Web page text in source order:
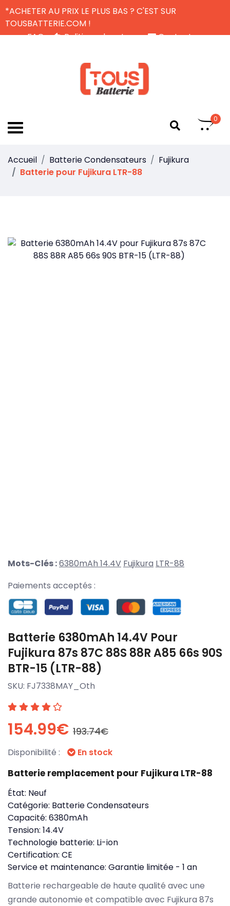
*ACHETER AU PRIX LE PLUS BAS ? C'EST SUR
TOUSBATTERIE.COM !
FAQ
Politique de retour
Contactez-nous
0
Accueil Batterie Condensateurs
Fujikura
Batterie pour Fujikura LTR-88
Mots-Clés :6380mAh 14.4V Fujikura LTR-88
Paiements acceptés :
Batterie 6380mAh 14.4V Pour
Fujikura 87s 87C 88S 88R A85 66s 90S
BTR-15 (LTR-88)
SKU: FJ7338MAY_Oth
154.99€ 193.74€
Disponibilité : En stock
Batterie remplacement pour Fujikura LTR-88
État: Neuf
Catégorie: Batterie Condensateurs
Capacité: 6380mAh
Tension: 14.4V
Technologie batterie: Li-ion
Certification: CE
Service et maintenance: Garantie limitée - 1 an
Batterie rechargeable de haute qualité avec une
grande autonomie et compatible avec Fujikura 87s